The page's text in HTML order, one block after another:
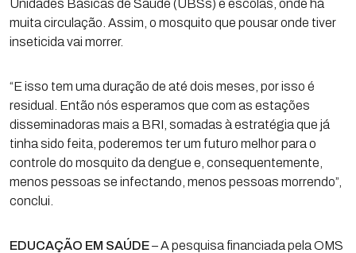
Unidades Básicas de Saúde (UBSs) e escolas, onde há
muita circulação. Assim, o mosquito que pousar onde tiver
inseticida vai morrer.
“E isso tem uma duração de até dois meses, por isso é
residual. Então nós esperamos que com as estações
disseminadoras mais a BRI, somadas à estratégia que já
tinha sido feita, poderemos ter um futuro melhor para o
controle do mosquito da dengue e, consequentemente,
menos pessoas se infectando, menos pessoas morrendo”,
conclui.
EDUCAÇÃO EM SAÚDE– A pesquisa financiada pela OMS